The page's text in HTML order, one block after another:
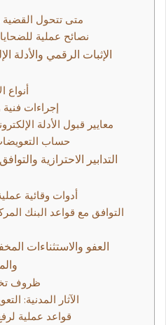
متى تتحول القضية
نصائح عملية
الإثبات الرقمي والأدلة
أنواع
إجراءات فنية
معايير قبول الأدلة
حساب
التدابير الاحترازية
أدوات وقائية
التوافق مع قواعد البنك
العفو والاستثناءات
ظروف
الآثار المدنية:
قواعد عملية